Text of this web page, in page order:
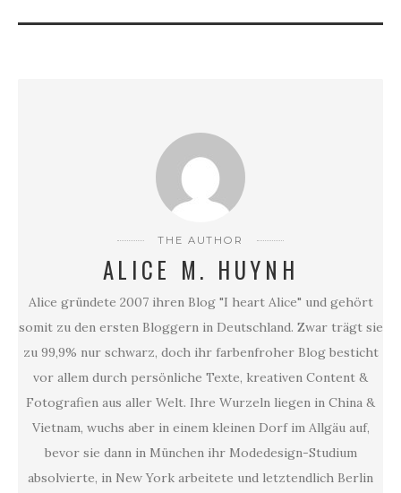
THE AUTHOR
ALICE M. HUYNH
Alice gründete 2007 ihren Blog "I heart Alice" und gehört
somit zu den ersten Bloggern in Deutschland. Zwar trägt sie
zu 99,9% nur schwarz, doch ihr farbenfroher Blog besticht
vor allem durch persönliche Texte, kreativen Content &
Fotografien aus aller Welt. Ihre Wurzeln liegen in China &
Vietnam, wuchs aber in einem kleinen Dorf im Allgäu auf,
bevor sie dann in München ihr Modedesign-Studium
absolvierte, in New York arbeitete und letztendlich Berlin